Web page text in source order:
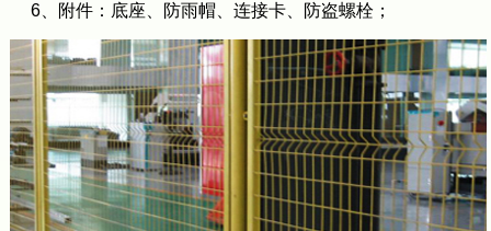
6、附件：底座、防雨帽、连接卡、防盗螺栓；